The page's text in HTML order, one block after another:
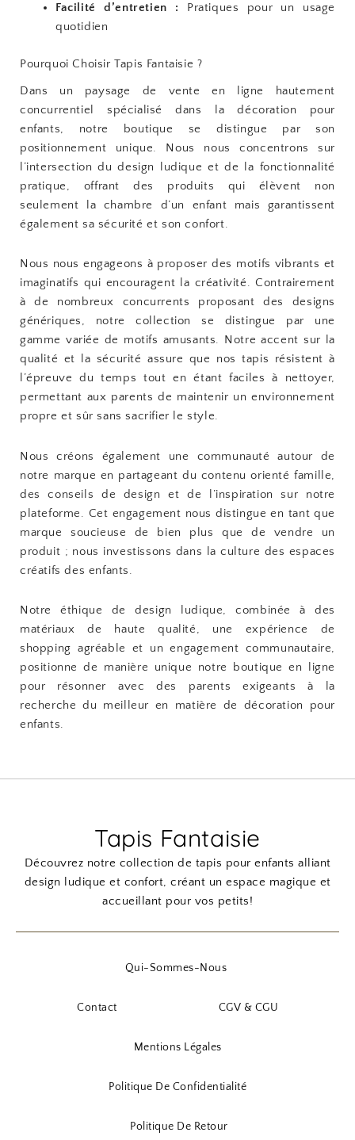
Facilité d’entretien : Pratiques pour un usage
quotidien
Pourquoi Choisir Tapis Fantaisie ?
Dans un paysage de vente en ligne hautement
concurrentiel spécialisé dans la décoration pour
enfants, notre boutique se distingue par son
positionnement unique. Nous nous concentrons sur
l’intersection du design ludique et de la fonctionnalité
pratique, offrant des produits qui élèvent non
seulement la chambre d’un enfant mais garantissent
également sa sécurité et son confort.
Nous nous engageons à proposer des motifs vibrants et
imaginatifs qui encouragent la créativité. Contrairement
à de nombreux concurrents proposant des designs
génériques, notre collection se distingue par une
gamme variée de motifs amusants. Notre accent sur la
qualité et la sécurité assure que nos tapis résistent à
l’épreuve du temps tout en étant faciles à nettoyer,
permettant aux parents de maintenir un environnement
propre et sûr sans sacrifier le style.
Nous créons également une communauté autour de
notre marque en partageant du contenu orienté famille,
des conseils de design et de l’inspiration sur notre
plateforme. Cet engagement nous distingue en tant que
marque soucieuse de bien plus que de vendre un
produit ; nous investissons dans la culture des espaces
créatifs des enfants.
Notre éthique de design ludique, combinée à des
matériaux de haute qualité, une expérience de
shopping agréable et un engagement communautaire,
positionne de manière unique notre boutique en ligne
pour résonner avec des parents exigeants à la
recherche du meilleur en matière de décoration pour
enfants.
Tapis Fantaisie
Découvrez notre collection de tapis pour enfants alliant
design ludique et confort, créant un espace magique et
accueillant pour vos petits!
Qui-Sommes-Nous
Contact CGV & CGU
Mentions Légales
Politique De Confidentialité
Politique De Retour